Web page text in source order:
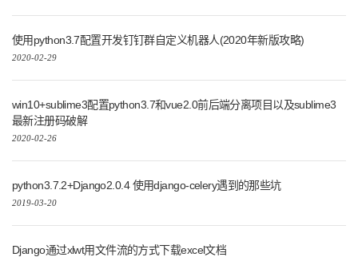
使用python3.7配置开发钉钉群自定义机器人(2020年新版攻略)
2020-02-29
win10+sublime3配置python3.7和vue2.0前后端分离项目以及sublime3
最新注册码破解
2020-02-26
python3.7.2+Django2.0.4 使用django-celery遇到的那些坑
2019-03-20
Django通过xlwt用文件流的方式下载excel文档